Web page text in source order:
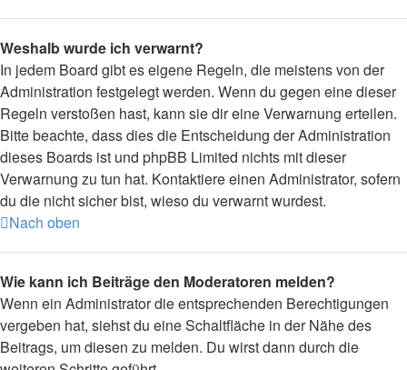
Weshalb wurde ich verwarnt?
In jedem Board gibt es eigene Regeln, die meistens von der
Administration festgelegt werden. Wenn du gegen eine dieser
Regeln verstoßen hast, kann sie dir eine Verwarnung erteilen.
Bitte beachte, dass dies die Entscheidung der Administration
dieses Boards ist und phpBB Limited nichts mit dieser
Verwarnung zu tun hat. Kontaktiere einen Administrator, sofern
du die nicht sicher bist, wieso du verwarnt wurdest.
Nach oben
Wie kann ich Beiträge den Moderatoren melden?
Wenn ein Administrator die entsprechenden Berechtigungen
vergeben hat, siehst du eine Schaltfläche in der Nähe des
Beitrags, um diesen zu melden. Du wirst dann durch die